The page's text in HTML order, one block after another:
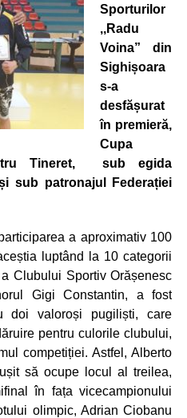
Sporturilor
,,Radu
Voina” din
Sighișoara
s-a
desfășurat
în premieră,
Cupa
Tineret, sub egida
sub patronajul Federației
a aproximativ 100
luptând la 10 categorii
Clubului Sportiv Orășenesc
Gigi Constantin, a fost
doi valoroși pugiliști, care
pentru culorile clubului,
competiției. Astfel, Alberto
să ocupe locul al treilea,
în fața vicecampionului
olimpic, Adrian Ciobanu